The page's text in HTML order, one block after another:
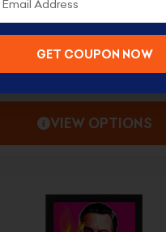
BATMAN FRAMED
VIEW OPTIONS
GET COUPON NOW